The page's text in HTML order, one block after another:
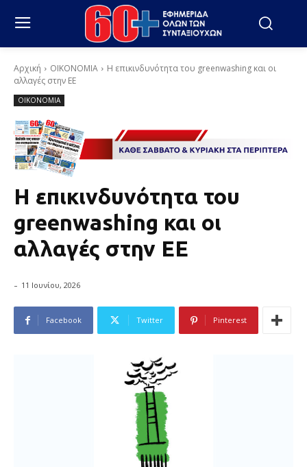
Αρχική ΟΙΚΟΝΟΜΙΑ
Η επικινδυνότητα του greenwashing και οι
αλλαγές στην ΕΕ
ΟΙΚΟΝΟΜΙΑ
Η επικινδυνότητα του
greenwashing και οι
αλλαγές στην ΕΕ
- 11 Ιουνίου, 2026
Facebook Twitter Pinterest